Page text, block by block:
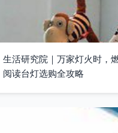
生活研究院｜万家灯火时，
阅读台灯选购全攻略